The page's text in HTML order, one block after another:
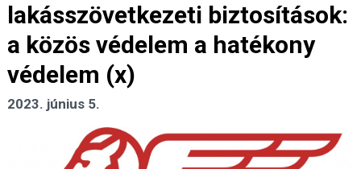
lakásszövetkezeti biztosítások:
a közös védelem a hatékony
védelem (x)
2023. június 5.